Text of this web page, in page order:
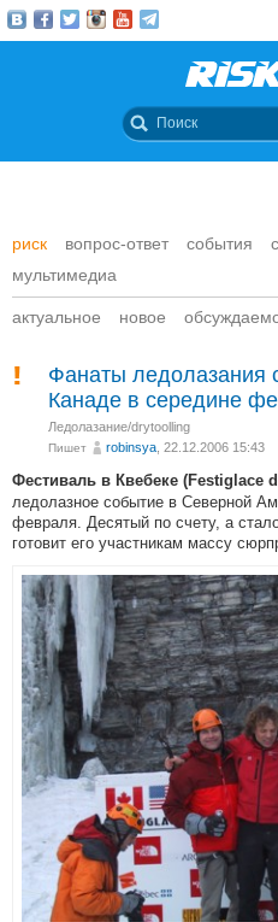
риск вопрос-ответ события
мультимедиа
актуальное новое
Фанаты ледолазания
Канаде в середине
Ледолазание/drytoolling
Пишет robinsya , 22.12.2006 15:43
Фестиваль в Квебеке (Festiglace
ледолазное событие в Северной
февраля. Десятый по счету, а
готовит его участникам массу